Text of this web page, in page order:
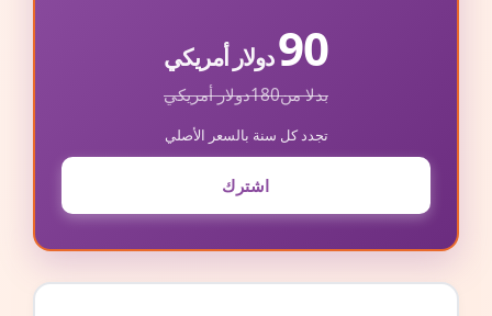
90دولار أمريكي
بدلا من180دولار أمريكي
تجدد كل سنة بالسعر الأصلي
اشترك